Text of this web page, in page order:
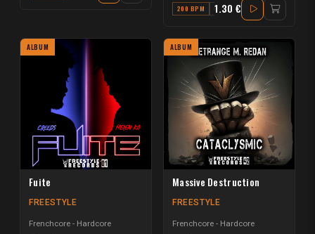
200 BPM G1.30 €
ALBUM
Fuite
FREESTYLE
Frenchcore - Hardcore
ALBUM
Massive Destruction
FREESTYLE
Frenchcore - Hardcore